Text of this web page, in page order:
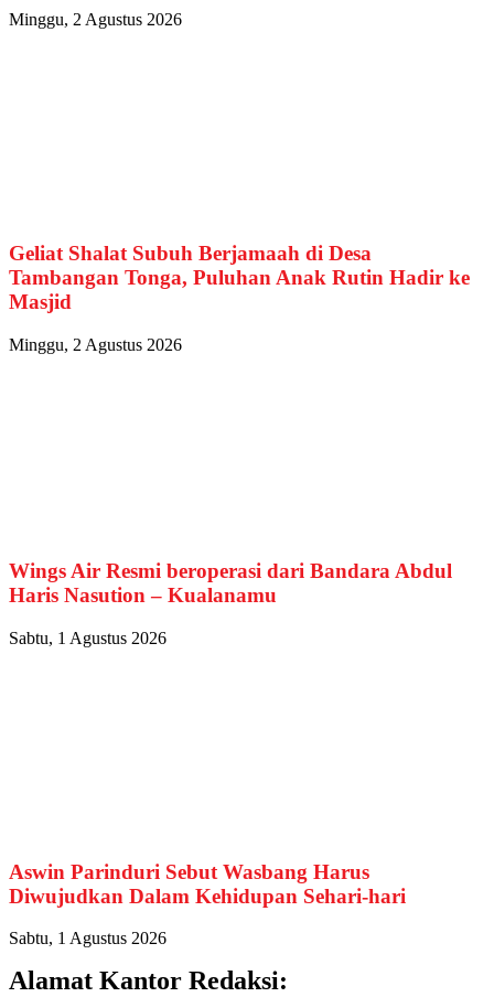
Minggu, 2 Agustus 2026
Geliat Shalat Subuh Berjamaah di Desa
Tambangan Tonga, Puluhan Anak Rutin Hadir ke
Masjid
Minggu, 2 Agustus 2026
Wings Air Resmi beroperasi dari Bandara Abdul
Haris Nasution – Kualanamu
Sabtu, 1 Agustus 2026
Aswin Parinduri Sebut Wasbang Harus
Diwujudkan Dalam Kehidupan Sehari-hari
Sabtu, 1 Agustus 2026
Alamat Kantor Redaksi: